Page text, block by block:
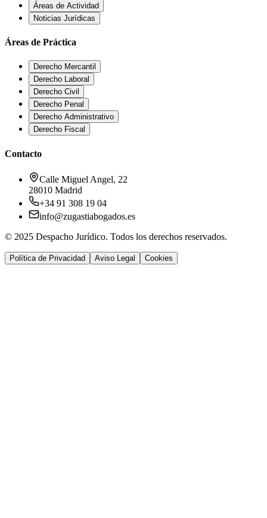
Áreas de Actividad
Noticias Jurídicas
Áreas de Práctica
Derecho Mercantil
Derecho Laboral
Derecho Civil
Derecho Penal
Derecho Administrativo
Derecho Fiscal
Contacto
Calle Miguel Angel, 22
28010 Madrid
+34 91 308 19 04
info@zugastiabogados.es
© 2025 Despacho Jurídico. Todos los derechos reservados.
Política de Privacidad Aviso Legal Cookies